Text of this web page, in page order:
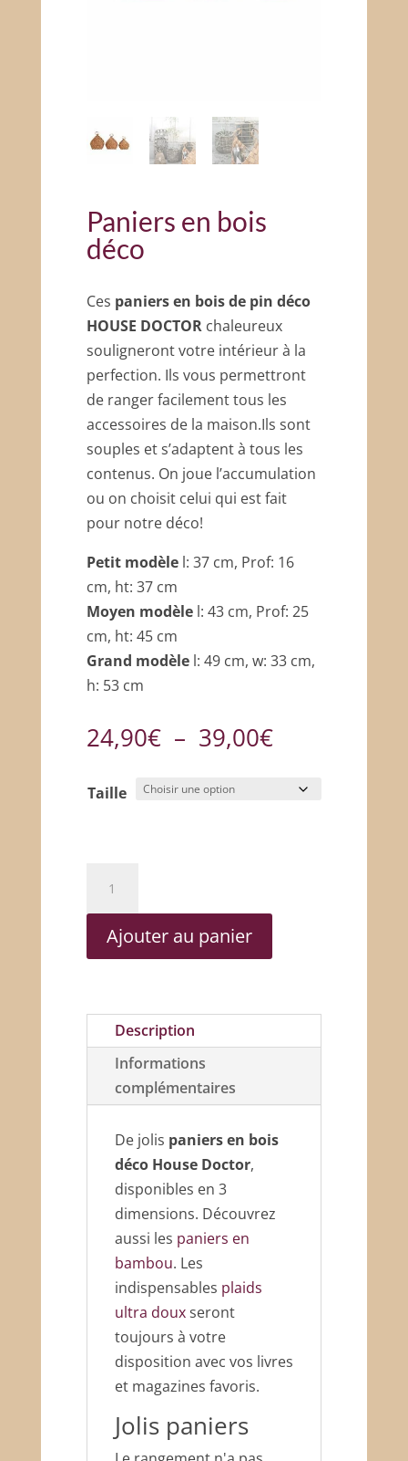
Paniers en bois
déco
Ces paniers en bois de pin déco
HOUSE DOCTORchaleureux
souligneront votre intérieur à la
perfection. Ils vous permettront
de ranger facilement tous les
accessoires de la maison.Ils sont
souples et s’adaptent à tous les
contenus. On joue l’accumulation
ou on choisit celui qui est fait
pour notre déco!
Petit modèlel: 37 cm, Prof: 16
cm, ht: 37 cm
Moyen modèlel: 43 cm, Prof: 25
cm, ht: 45 cm
Grand modèlel: 49 cm, w: 33 cm,
h: 53 cm
24,90€ – 39,00€Plage
prix :
Taille
Ajouter au panier
Description
Informations
complémentaires
De jolis paniers en bois
déco House Doctor,
disponibles en 3
dimensions. Découvrez
aussi les paniers en
bambou. Les
indispensables plaids
ultra douxseront
toujours à votre
disposition avec vos livres
et magazines favoris.
Jolis paniers